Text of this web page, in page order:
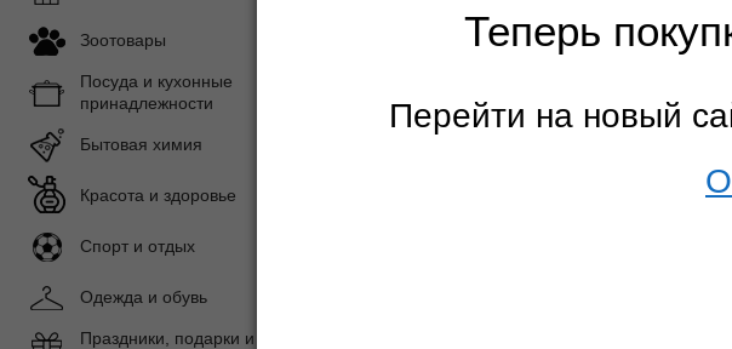
Теперь
Перейти на новый
Письменные и
Зоотовары
Посуда и кухонные
принадлежности
Бытовая химия
Красота и здоровье
Спорт и отдых
Одежда и обувь
Праздники, подарки и